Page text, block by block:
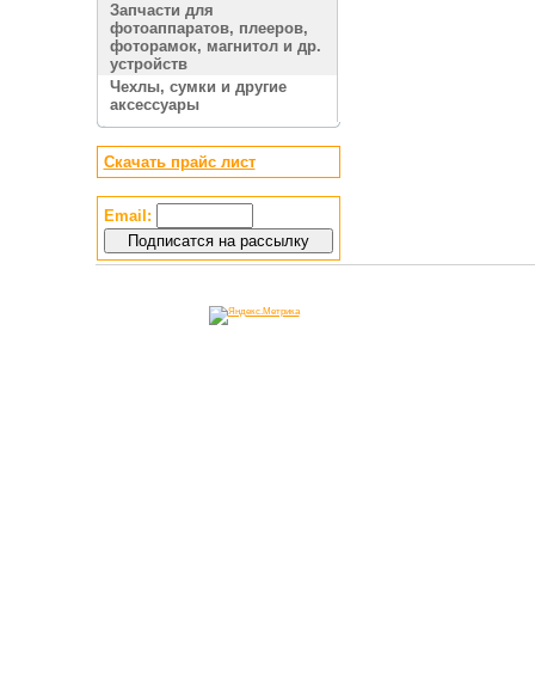
Запчасти для
фотоаппаратов, плееров,
фоторамок, магнитол и др.
устройств
Чехлы, сумки и другие
аксессуары
Скачать прайс лист
Email: